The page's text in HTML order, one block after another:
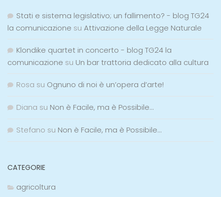
Stati e sistema legislativo; un fallimento? - blog TG24
la comunicazione su Attivazione della Legge Naturale
Klondike quartet in concerto - blog TG24 la
comunicazione su Un bar trattoria dedicato alla cultura
Rosa su Ognuno di noi è un’opera d’arte!
Diana su Non è Facile, ma è Possibile…
Stefano su Non è Facile, ma è Possibile…
CATEGORIE
agricoltura